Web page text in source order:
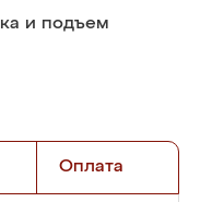
и подъем
Оплата